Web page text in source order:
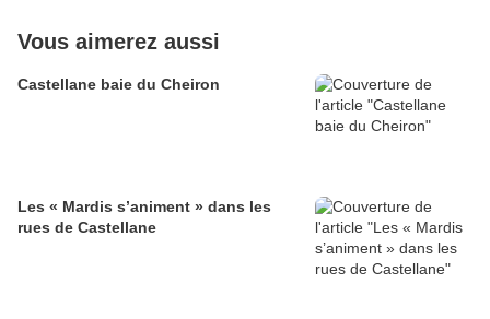
Vous aimerez aussi
Castellane baie du Cheiron
Les « Mardis s’animent » dans les
rues de Castellane